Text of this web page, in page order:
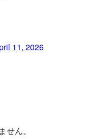
11, 2026
ん。